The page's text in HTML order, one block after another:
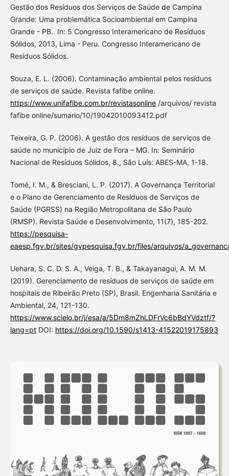
Gestão dos Resíduos dos Serviços de Saúde de Campina
Grande: Uma problemática Socioambiental em Campina
Grande - PB.. In: 5 Congresso Interamericano de Resíduos
Sólidos, 2013, Lima - Peru. Congresso Interamericano de
Resíduos Sólidos.
Souza, E. L. (2006). Contaminação ambiental pelos resíduos
de serviços de saúde. Revista fafibe online.
https://www.unifafibe.com.br/revistasonline/arquivos/ revista
fafibe online/sumario/10/19042010093412.pdf
Teixeira, G. P. (2006). A gestão dos resíduos de serviços de
saúde no município de Juiz de Fora – MG. In: Seminário
Nacional de Resíduos Sólidos, 8., São Luís: ABES-MA, 1-18.
Tomé, I. M., & Bresciani, L. P. (2017). A Governança Territorial
e o Plano de Gerenciamento de Resíduos de Serviços de
Saúde (PGRSS) na Região Metropolitana de São Paulo
(RMSP). Revista Saúde e Desenvolvimento, 11(7), 185-202.
https://pesquisa-
eaesp.fgv.br/sites/gvpesquisa.fgv.br/files/arquivos/
Uehara, S. C. D. S. A., Veiga, T. B., & Takayanagui, A. M. M.
(2019). Gerenciamento de resíduos de serviços de saúde em
hospitais de Ribeirão Preto (SP), Brasil. Engenharia Sanitária e
Ambiental, 24, 121-130.
https://www.scielo.br/j/esa/a/5Dm8mZhLDFrVc6bBdYVdztf/?
lang=ptDOI: https://doi.org/10.1590/s1413-41522019175893